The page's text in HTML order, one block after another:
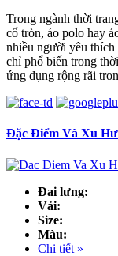
Trong ngành thời
cổ tròn, áo polo hay
nhiều người yêu
chỉ phổ biến trong
ứng dụng rộng rãi
Đặc Điểm Và Xu
Đai lưng:
Vải:
Size:
Màu:
Chi tiết »